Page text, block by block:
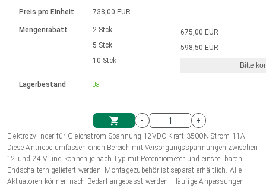
Einheitssystem
Einkaufswagen
Hubmagnete
230 - 50 Hz | 110 - 60 Hz
Drehzahlregelung für die AIS-Serie
Bürstenlose Gleichstrommotoren
mit Planetengetriebe und internem
Ø 28-42| 1-1400 rpm | <= 290Ncm
Bürstenlose DC Motor Controller
Gleichstrommotoren mit
Schneckengetriebe und Bürsten
Ø43-124mm | 31-425rpm | ≤ 41Nm
Treiber für Gleichstrommotoren mit
Synchron-Asynchron | für 1-4 Elektrozylinder
Synchron-Asynchron | für 1-4 Elektrozylinder
Français (EUR)
Polski (EUR)
Norsk (NOK)
Preis pro Einheit
Mengenrabatt
Lagerbestand
738,00 EUR
2 Stck
5 Stck
10 Stck
Ja
675,00 EUR
598,50 EUR
Bitte
-
+
Elektrozylinder für Gleichstrom Spannung 12VDC Kraft 3500N Strom 11A
Diese Antriebe umfassen einen Bereich mit Versorgungsspannungen zwischen
12 und 24 V und können je nach Typ mit Potentiometer und einstellbaren
Endschaltern geliefert werden. Montagezubehör ist separat erhältlich. Alle
Aktuatoren können nach Bedarf angepasst werden. Häufige Anpassungen